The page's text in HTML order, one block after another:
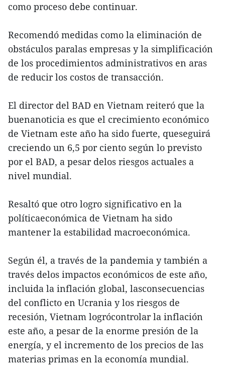
como proceso debe continuar.
Recomendó medidas como la eliminación de
obstáculos paralas empresas y la simplificación
de los procedimientos administrativos en aras
de reducir los costos de transacción.
El director del BAD en Vietnam reiteró que la
buenanoticia es que el crecimiento económico
de Vietnam este año ha sido fuerte, queseguirá
creciendo un 6,5 por ciento según lo previsto
por el BAD, a pesar delos riesgos actuales a
nivel mundial.
Resaltó que otro logro significativo en la
políticaeconómica de Vietnam ha sido
mantener la estabilidad macroeconómica.
Según él, a través de la pandemia y también a
través delos impactos económicos de este año,
incluida la inflación global, lasconsecuencias
del conflicto en Ucrania y los riesgos de
recesión, Vietnam logrócontrolar la inflación
este año, a pesar de la enorme presión de la
energía, y el incremento de los precios de las
materias primas en la economía mundial.